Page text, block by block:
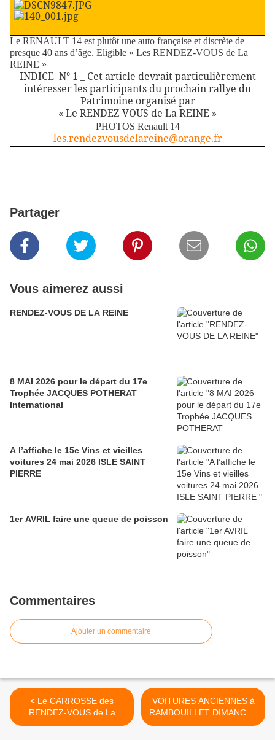
Le RENAULT 14 est plutôt une auto française et discrète de
presque 40 ans d’âge. Eligible « Les RENDEZ-VOUS de La
REINE »
INDICE N° 1 _ Cet article devrait particulièrement
intéresser les participants du prochain rallye du
Patrimoine organisé par
« Le RENDEZ-VOUS de La REINE »
PHOTOS Renault 14
les.rendezvousdelareine@orange.fr
Partager
Vous aimerez aussi
RENDEZ-VOUS DE LA REINE
8 MAI 2026 pour le départ du 17e
Trophée JACQUES POTHERAT
International
A l’affiche le 15e Vins et vieilles
voitures 24 mai 2026 ISLE SAINT
PIERRE
1er AVRIL faire une queue de poisson
Commentaires
Ajouter un commentaire
< Le CARROSSE des
RENDEZ-VOUS de La
REINE est à louer
VOITURES ANCIENNES à
RAMBOUILLET DIMANCHE
17 AOÛT 2014 - 70ème